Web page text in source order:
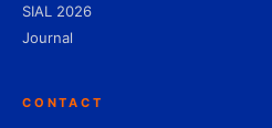
SIAL 2026
Journal
CONTACT